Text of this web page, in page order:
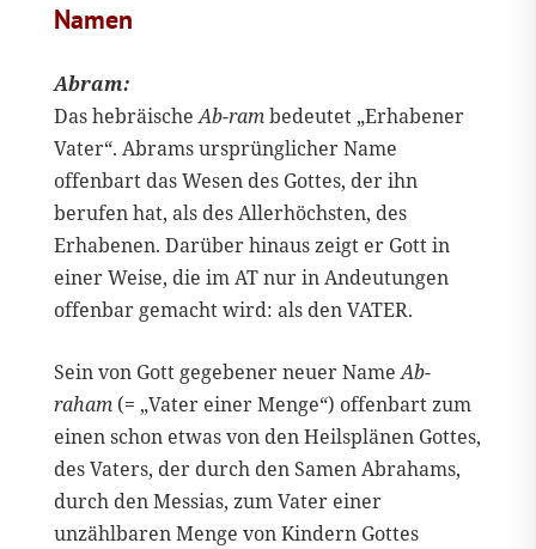
Namen
Abram:
Das hebräischeAb-rambedeutet „Erhabener
Vater“. Abrams ursprünglicher Name
offenbart das Wesen des Gottes, der ihn
berufen hat, als des Allerhöchsten, des
Erhabenen. Darüber hinaus zeigt er Gott in
einer Weise, die im AT nur in Andeutungen
offenbar gemacht wird: als den VATER.
Sein von Gott gegebener neuer NameAb-
raham(= „Vater einer Menge“) offenbart zum
einen schon etwas von den Heilsplänen Gottes,
des Vaters, der durch den Samen Abrahams,
durch den Messias, zum Vater einer
unzählbaren Menge von Kindern Gottes